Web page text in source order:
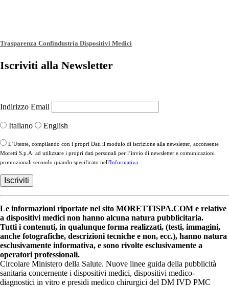
Trasparenza Confindustria Dispositivi Medici
Iscriviti alla Newsletter
Indirizzo Email
Italiano English
L’Utente, compilando con i propri Dati il modulo di iscrizione alla newsletter, acconsente
Moretti S.p.A. ad utilizzare i propri dati personali per l’invio di newsletter e comunicazioni
promozionali secondo quando specificato nell'Informativa
Le informazioni riportate nel sito MORETTISPA.COM e relative
a dispositivi medici non hanno alcuna natura pubblicitaria.
Tutti i contenuti, in qualunque forma realizzati, (testi, immagini,
anche fotografiche, descrizioni tecniche e non, ecc.), hanno natura
esclusivamente informativa, e sono rivolte esclusivamente a
operatori professionali.
Circolare Ministero della Salute. Nuove linee guida della pubblicità
sanitaria concernente i dispositivi medici, dispositivi medico-
diagnostici in vitro e presidi medico chirurgici del DM IVD PMC